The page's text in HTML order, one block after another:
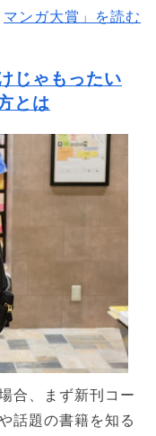
マンガ大賞」を読む
じゃもったい
とは
合、まず新刊コー
話題の書籍を知る